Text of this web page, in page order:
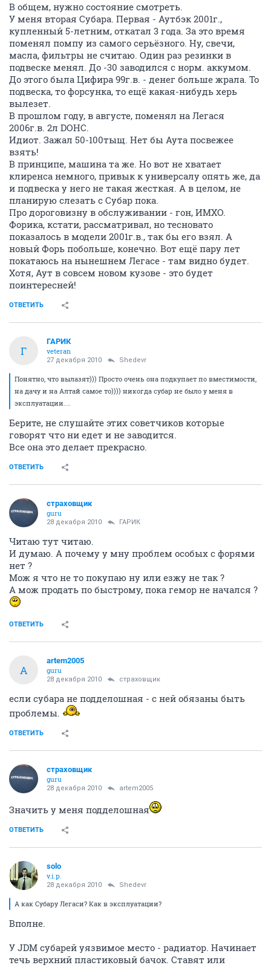
В общем, нужно состояние смотреть.
У меня вторая Субара. Первая - Аутбэк 2001г.,
купленный 5-летним, откатал 3 года. За это время
поменял помпу из самого серьёзного. Ну, свечи,
масла, фильтры не считаю. Один раз резинки в
подвеске менял. До -30 заводился с норм. аккумом.
До этого была Цифира 99г.в. - денег больше жрала. То
подвеска, то форсунка, то ещё какая-нибудь херь
вылезет.
В прошлом году, в августе, поменял на Легася
2006г.в. 2л DOHC.
Идиот. Зажал 50-100тыщ. Нет бы Аута посвежее
взять!
В принципе, машина та же. Но вот не хватает
клиренса немного, привык к универсалу опять же, да
и подвеска у него не такая жесткая. А в целом, не
планирую слезать с Субар пока.
Про дороговизну в обслуживании - гон, ИМХО.
Форика, кстати, рассматривал, но тесновато
показалось в модели 2001г.в., так бы его взял. А
новый Форь побольше, конечно. Вот ещё пару лет
покатаюсь на нынешнем Легасе - там видно будет.
Хотя, Аут в совсем новом кузове - это будет
поинтересней!
ОТВЕТИТЬ
Г
ГАРИК
veteran
27 декабря 2010 Shedevr
Понятно, что вылазят))) Просто очень она подкупает по вместимости,
на дачу и на Алтай самое то)))) никогда субар не было у меня в
эксплуатации....
Берите, не слушайте этих советчиков которые
говорят что ни едет и не заводится.
Все она это делает прекрасно.
ОТВЕТИТЬ
страховщик
guru
28 декабря 2010 ГАРИК
Читаю тут читаю.
И думаю. А почему у мну проблем особых с форями
нет ?
Мож я что не то покупаю ну или езжу не так ?
А мож продать по быстрому, пока гемор не начался ?
ОТВЕТИТЬ
A
artem2005
guru
28 декабря 2010 страховщик
если субара не подделошная - с ней обязаны быть
проблемы.
ОТВЕТИТЬ
страховщик
guru
28 декабря 2010 artem2005
Значить у меня подделошная
ОТВЕТИТЬ
solo
v.i.p.
28 декабря 2010 Shedevr
А как Субару Легаси? Как в эксплуатации?
Вполне.
У JDM субарей уязвимое место - радиатор. Начинает
течь верхний пластиковый бачок. Ставят или